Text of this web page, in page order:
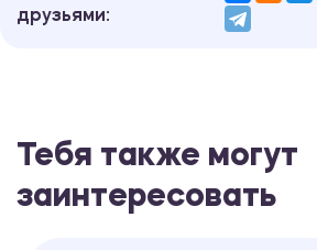
друзьями:
Тебя также могут
заинтересовать